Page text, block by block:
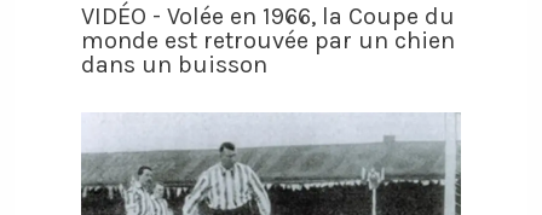
VIDÉO - Volée en 1966, la Coupe du
monde est retrouvée par un chien
dans un buisson